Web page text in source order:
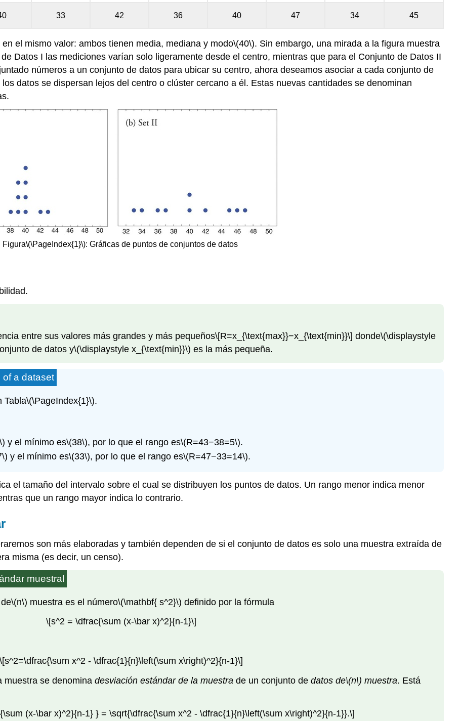
33 42 36 40 47 34 45
el mismo valor: ambos tienen media, mediana y modo\(40\). Sin embargo, una mirada a la figura muestra
Datos I las mediciones varían solo ligeramente desde el centro, mientras que para el Conjunto de Datos II
números a un conjunto de datos para ubicar su centro, ahora deseamos asociar a cada conjunto de
datos se dispersan lejos del centro o clúster cercano a él. Estas nuevas cantidades se denominan
Figura\(\PageIndex{1}\): Gráficas depuntos de conjuntos de datos
entre sus valores más grandes y más pequeños\[R=x_{\text{max}}−x_{\text{min}}\] donde\(\displaystyle
de datos y\(\displaystyle x_{\text{min}}\) es la más pequeña.
of a dataset
Tabla\(\PageIndex{1}\).
y el mínimo es\(38\), por lo que el rango es\(R=43−38=5\).
y el mínimo es\(33\), por lo que el rango es\(R=47−33=14\).
el tamaño del intervalo sobre el cual se distribuyen los puntos de datos. Un rango menor indica menor
que un rango mayor indica lo contrario.
son más elaboradas y también dependen de si el conjunto de datos es solo una muestra extraída de
misma (es decir, un censo).
muestral
\(n\) muestra es el número\(\mathbf{ s^2}\) definido por la fórmula
\[s^2 = \dfrac{\sum (x-\bar x)^2}{n-1}\]
\[s^2=\dfrac{\sum x^2 - \dfrac{1}{n}\left(\sum x\right)^2}{n-1}\]
muestra se denomina desviación estándar de la muestra de un conjunto de datos de\(n\) muestra. Está
(x-\bar x)^2}{n-1} } = \sqrt{\dfrac{\sum x^2 - \dfrac{1}{n}\left(\sum x\right)^2}{n-1}}.\]